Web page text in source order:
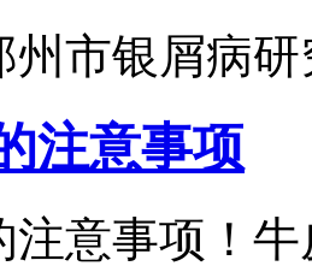
州市银屑病
注意事项
注意事项！